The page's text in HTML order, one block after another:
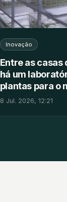
Inovação
Entre as casas
há um
plantas para o
8 Jul. 2026, 12:21